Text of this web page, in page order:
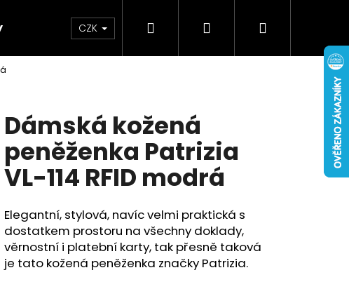
Doplňky Novinky
CZK Hledat PřihlášeníNákupní
Dámská kožená
peněženka Patrizia
VL-114 RFID modrá
Elegantní, stylová, navíc velmi praktická s
dostatkem prostoru na všechny doklady,
věrnostní i platební karty, tak přesně taková
je tato kožená peněženka značky Patrizia.